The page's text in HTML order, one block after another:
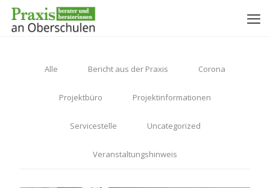
Alle Bericht aus der Praxis Corona
Projektbüro Projektinformationen
Servicestelle Uncategorized
Veranstaltungshinweis